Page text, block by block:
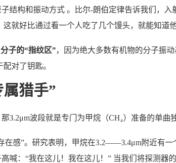
结构和振动方式 。比尔-朗伯定律告诉我们，入
就好比通过看一个人吃了几个馒头，就能知道他
分子的“指纹区”，因为绝大多数有机物的分子振
对了钥匙。
猎手”
3.2μm波段就是专门为甲烷（CH₄）准备的单曲
在感”。研究表明，甲烷在3.2——3.4μm附近有一
喊：“我在这儿！我在这儿！” 当我们将探测器